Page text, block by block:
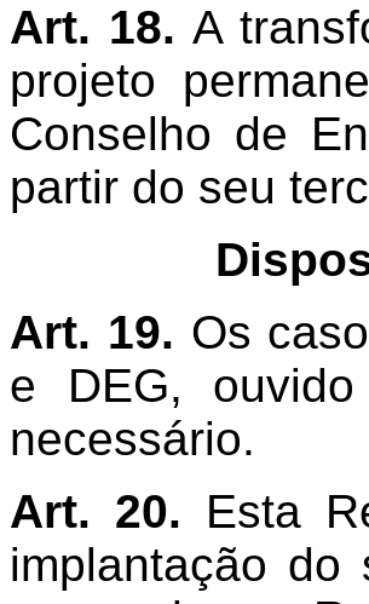
Art. 18.A
projeto
Conselho de
partir do seu
Art. 19. Os
e DEG,
necessário.
Art. 20. Esta
implantação